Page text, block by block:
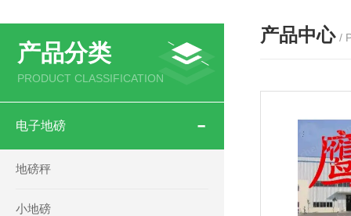
产品分类
PRODUCT CLASSIFICATION
电子地磅
地磅秤
小地磅
产品中心 /